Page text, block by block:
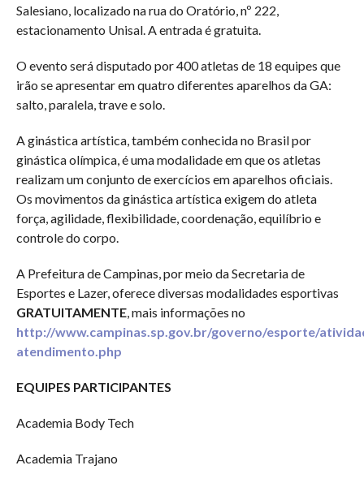
Salesiano, localizado na rua do Oratório, nº 222,
estacionamento Unisal. A entrada é gratuita.
O evento será disputado por 400 atletas de 18 equipes que
irão se apresentar em quatro diferentes aparelhos da GA:
salto, paralela, trave e solo.
A ginástica artística, também conhecida no Brasil por
ginástica olímpica, é uma modalidade em que os atletas
realizam um conjunto de exercícios em aparelhos oficiais.
Os movimentos da ginástica artística exigem do atleta
força, agilidade, flexibilidade, coordenação, equilíbrio e
controle do corpo.
A Prefeitura de Campinas, por meio da Secretaria de
Esportes e Lazer, oferece diversas modalidades esportivas
GRATUITAMENTE, mais informações no
http://www.campinas.sp.gov.br/governo/esporte/
atendimento.php
EQUIPES PARTICIPANTES
Academia Body Tech
Academia Trajano